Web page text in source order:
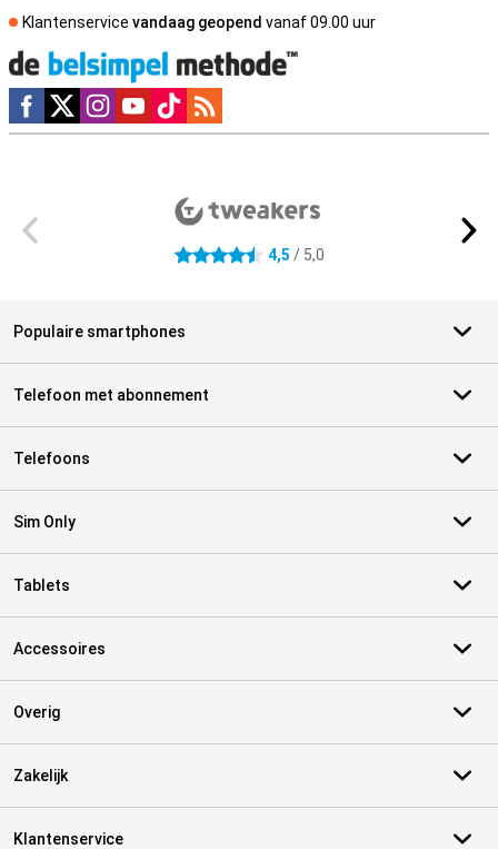
Klantenservice vandaag geopend vanaf 09.00 uur
Social media
4.5 sterren 4,5 / 5,0
Populaire smartphones
Telefoon met abonnement
Telefoons
Sim Only
Tablets
Accessoires
Overig
Zakelijk
Klantenservice